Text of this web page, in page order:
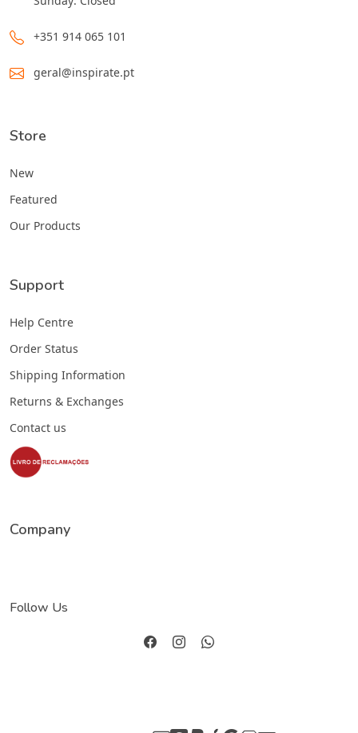
+351 914 065 101
geral@inspirate.pt
Store
New
Featured
Our Products
Support
Help Centre
Order Status
Shipping Information
Returns & Exchanges
Contact us
Company
Follow Us